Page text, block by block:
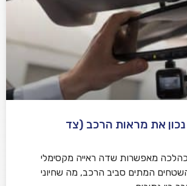
נכון את מראות הרכב (צד
כהלכה מאפשרות שדה ראייה מקסימלי
המתים סביב הרכב, מה שחיוני